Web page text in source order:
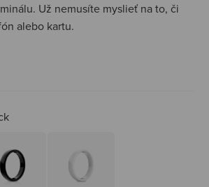
Už nemusíte myslieť na to, či
alebo kartu.
Onyx black Polar white